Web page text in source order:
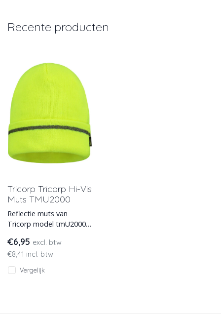
Recente producten
Tricorp Tricorp Hi-Vis
Muts TMU2000
Reflectie muts van
Tricorp model tmU2000.
vier kleuren en heeft een
reflec
€6,95 excl. btw
€8,41 incl. btw
Vergelijk